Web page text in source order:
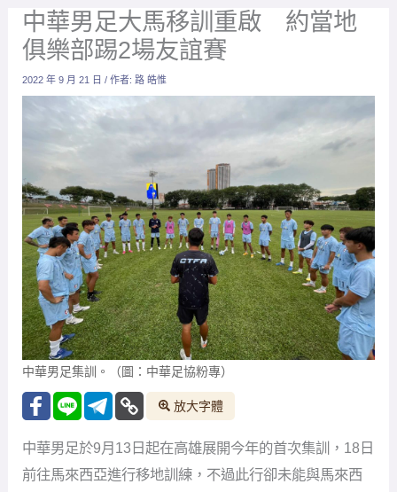
中華男足大馬移訓重啟 約當地
俱樂部踢2場友誼賽
2022 年 9 月 21 日/ 作者: 路 皓惟
中華男足集訓。（圖：中華足協粉專）
放大字體
中華男足於9月13日起在高雄展開今年的首次集訓，18日
前往馬來西亞進行移地訓練，不過此行卻未能與馬來西